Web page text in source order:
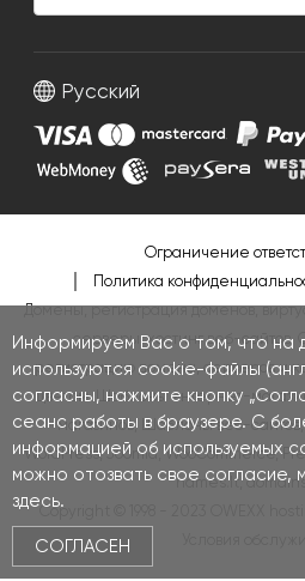
Информируем Вас о том, что на
используются cookie-файлы
согласны, нажмите кнопку
сеанс работы в браузере. С
информацией об используемых
можно отозвать свое согласие,
здесь.
СОГЛАСЕН
Русский
Ограничение
Политика
Домены, регистрация доменов,
серверы, хостинг веб-сайтов.
регистрацию домена, серверов и
цветом.Шаблоны интернет-
магазинов, Шаблоны веб-сайтов
WordPress,Joomla,WooCommerce,
names.lt ,
Copyright © 1998 - 2023 OWEXX